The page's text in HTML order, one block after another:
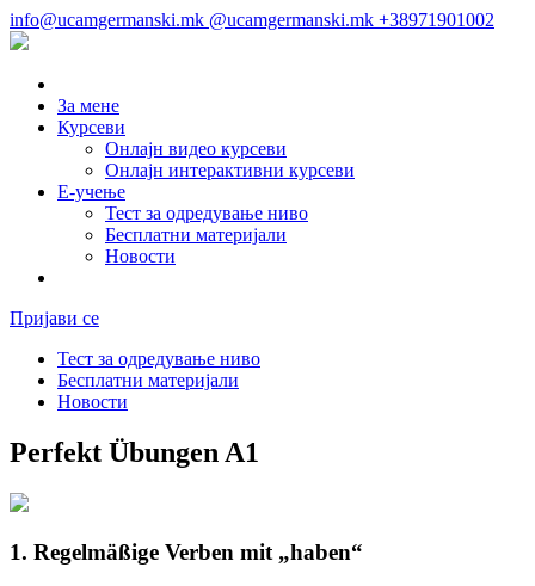
info@ucamgermanski.mk @ucamgermanski.mk +38971901002
За мене
Курсеви
Онлајн видео курсеви
Онлајн интерактивни курсеви
Е-учење
Тест за одредување ниво
Бесплатни материјали
Новости
Пријави се
Тест за одредување ниво
Бесплатни материјали
Новости
Perfekt Übungen A1
1. Regelmäßige Verben mit „haben“